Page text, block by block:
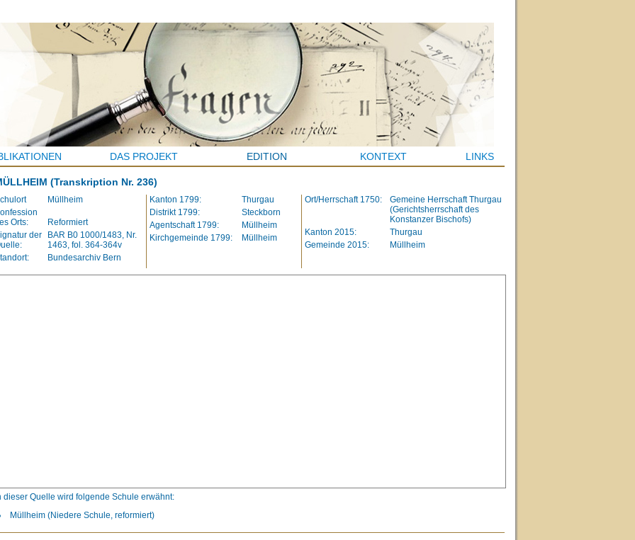
DAS PROJEKT EDITION KONTEXT LINKS
(Transkription Nr. 236)
Müllheim
Orts:
Reformiert
der
BAR B0 1000/1483, Nr.
1463, fol. 364-364v
Bundesarchiv Bern
Kanton 1799:
Thurgau
Distrikt 1799:
Steckborn
Agentschaft 1799:
Müllheim
Kirchgemeinde 1799:
Müllheim
Ort/Herrschaft 1750:
Gemeine Herrschaft Thurgau
(Gerichtsherrschaft des
Konstanzer Bischofs)
Kanton 2015:
Thurgau
Gemeinde 2015:
Müllheim
dieser Quelle wird folgende Schule erwähnt:
Müllheim (Niedere Schule, reformiert)